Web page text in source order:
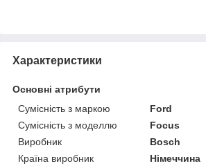
Характеристики
Основні атрибути
Сумісність з маркою
Ford
Сумісність з моделлю
Focus
Виробник
Bosch
Країна виробник
Німеччина